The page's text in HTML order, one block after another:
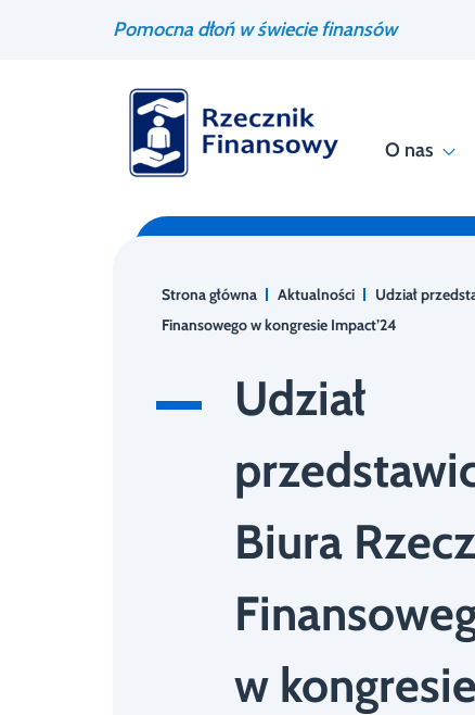
Pomocna dłoń w świecie finansów
O nas
Strona główna Aktualności
Udział
Finansowego w kongresie Impact’24
Udział
Biura
w kongresie